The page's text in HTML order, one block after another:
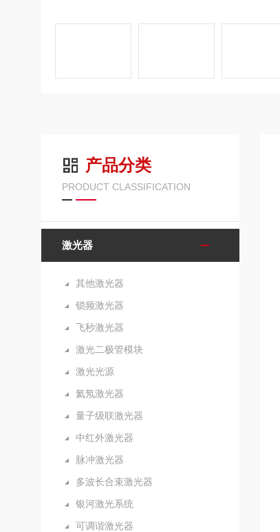
产品分类
PRODUCT CLASSIFICATION
激光器
其他激光器
锁频激光器
飞秒激光器
激光二极管模块
激光光源
氦氖激光器
量子级联激光器
中红外激光器
脉冲激光器
多波长合束激光器
银河激光系统
可调谐激光器